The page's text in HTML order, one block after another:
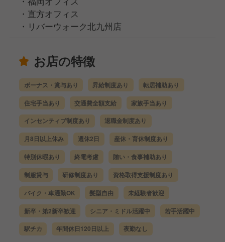
・直方オフィス
・リバーウォーク北九州店
お店の特徴
ボーナス・賞与あり 昇給制度あり 転居補助あり
住宅手当あり 交通費全額支給 家族手当あり
インセンティブ制度あり 退職金制度あり
月8日以上休み 週休2日 産休・育休制度あり
特別休暇あり 終電考慮 賄い・食事補助あり
制服貸与 研修制度あり 資格取得支援制度あり
バイク・車通勤OK 髪型自由 未経験者歓迎
新卒・第2新卒歓迎 シニア・ミドル活躍中 若手活躍中
駅チカ 年間休日120日以上 夜勤なし